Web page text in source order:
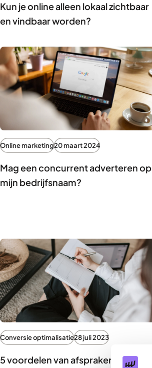
Kun je online alleen lokaal zichtbaar
en vindbaar worden?
Online marketing20 maart 2024
Mag een concurrent adverteren op
mijn bedrijfsnaam?
Conversie optimalisatie28 juli 2023
5 voordelen van afsprakenplanner